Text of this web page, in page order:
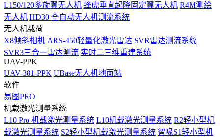
L150/120多旋翼无人机 蜂虎垂直起降固定翼无人机 R4M测绘
无人机 HD30 全自动无人机测流系统
无人机载荷
X8倾斜相机 ARS-450轻量化激光雷达 SVR雷达测流系统
SVR3三合一雷达测流 实时二三维重建系统
UAV-PPK
UAV-381-PPK UBase无人机地面站
软件
易图PRO
机载激光测量系统
L10 Pro 机载激光测量系统 L10机载激光测量系统 R2轻小型机
载激光测量系统 S2轻小型机载激光测量系统 智喙S1轻小型机